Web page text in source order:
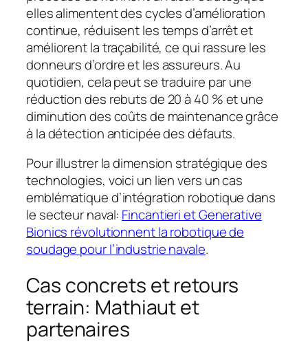
elles alimentent des cycles d’amélioration
continue, réduisent les temps d’arrêt et
améliorent la traçabilité, ce qui rassure les
donneurs d’ordre et les assureurs. Au
quotidien, cela peut se traduire par une
réduction des rebuts de 20 à 40 % et une
diminution des coûts de maintenance grâce
à la détection anticipée des défauts.
Pour illustrer la dimension stratégique des
technologies, voici un lien vers un cas
emblématique d’intégration robotique dans
le secteur naval: Fincantieri et Generative
Bionics révolutionnent la robotique de
soudage pour l’industrie navale.
Cas concrets et retours
terrain: Mathiaut et
partenaires